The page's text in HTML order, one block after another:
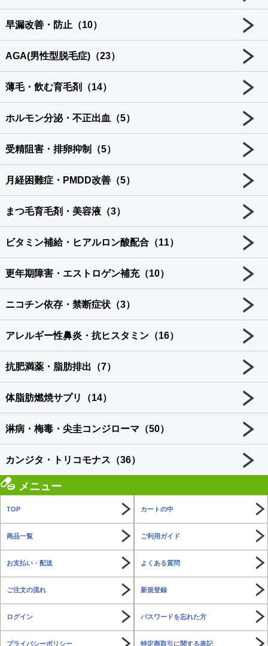
早漏改善・防止（10）
AGA(男性型脱毛症)（23）
薄毛・飲む育毛剤（14）
ホルモン分泌・不正出血（5）
受精阻害・排卵抑制（5）
月経困難症・PMDD改善（5）
まつ毛育毛剤・美容液（3）
ビタミン補給・ヒアルロン酸配合（11）
更年期障害・エストロゲン補充（10）
ニコチン依存・禁断症状（3）
アレルギー性鼻炎・抗ヒスタミン（16）
抗肥満薬・脂肪排出（7）
体脂肪燃焼サプリ（14）
淋病・梅毒・尖圭コンジローマ（50）
カンジタ・トリコモナス（36）
メニュー
TOP カートの中
商品一覧 ご利用ガイド
お支払い・配送 よくある質問
ご注文の流れ 新規登録
ログイン パスワードを忘れた方
プライバシーポリシー 特定商取引に関する表記